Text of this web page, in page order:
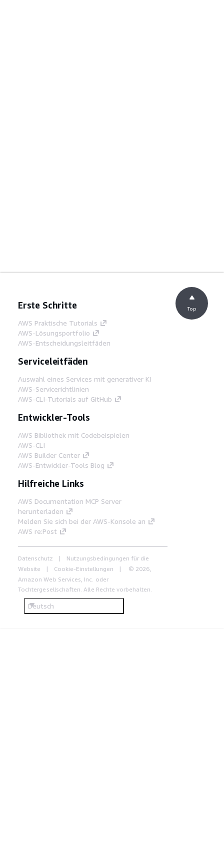
Erste Schritte
AWS Praktische Tutorials
AWS-Lösungsportfolio
AWS-Entscheidungsleitfäden
Serviceleitfäden
Auswahl eines Services mit generativer KI
AWS-Servicerichtlinien
AWS-CLI-Tutorials auf GitHub
Entwickler-Tools
AWS Bibliothek mit Codebeispielen
AWS-CLI
AWS Builder Center
AWS-Entwickler-Tools Blog
Hilfreiche Links
AWS Documentation MCP Server
herunterladen
Melden Sie sich bei der AWS-Konsole an
AWS re:Post
Datenschutz
Nutzungsbedingungen für die
Website
Cookie-Einstellungen
© 2026,
Amazon Web Services, Inc. oder
Tochtergesellschaften. Alle Rechte vorbehalten.
Deutsch
Top